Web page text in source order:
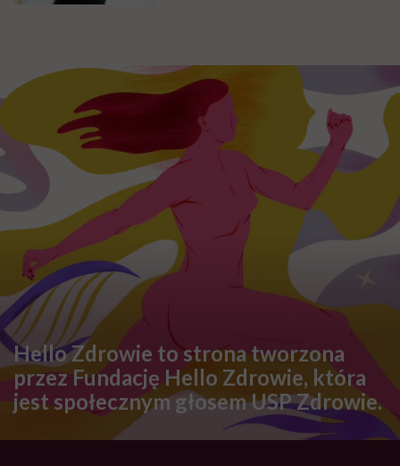
Hello Zdrowie to strona tworzona
przez Fundację Hello Zdrowie, która
jest społecznym głosem USP Zdrowie.